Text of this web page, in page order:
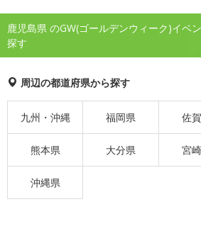
鹿児島県 のGW(ゴールデンウィーク)イベ
探す
周辺の都道府県から探す
九州・沖縄 福岡県 佐
熊本県 大分県 宮
沖縄県